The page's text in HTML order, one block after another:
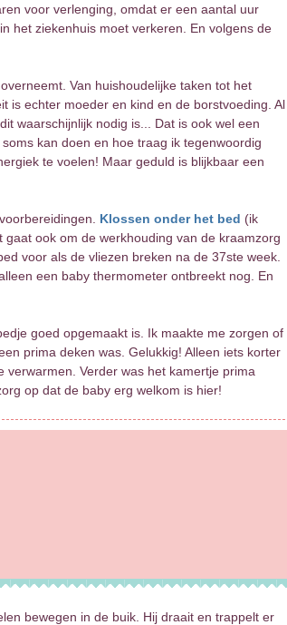
voor verlenging, omdat er een aantal uur
het ziekenhuis moet verkeren. En volgens de
Van huishoudelijke taken tot het
is echter moeder en kind en de borstvoeding. Al
waarschijnlijk nodig is... Dat is ook wel een
kan doen en hoe traag ik tegenwoordig
te voelen! Maar geduld is blijkbaar een
Klossen onder het bed (ik
ook om de werkhouding van de kraamzorg
voor als de vliezen breken na de 37ste week.
een baby thermometer ontbreekt nog. En
goed opgemaakt is. Ik maakte me zorgen of
prima deken was. Gelukkig! Alleen iets korter
verwarmen. Verder was het kamertje prima
op dat de baby erg welkom is hier!
bewegen in de buik. Hij draait en trappelt er